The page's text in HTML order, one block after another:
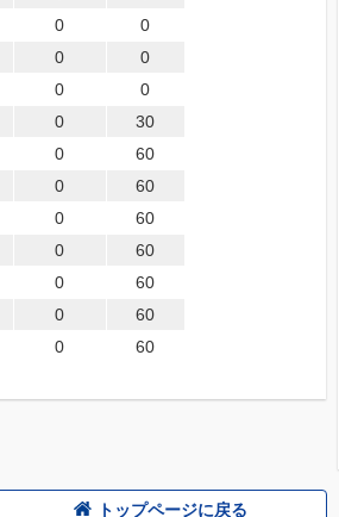
0
0
0
0
0
0
0
30
0
60
0
60
0
60
0
60
0
60
0
60
0 60
トップページに戻る